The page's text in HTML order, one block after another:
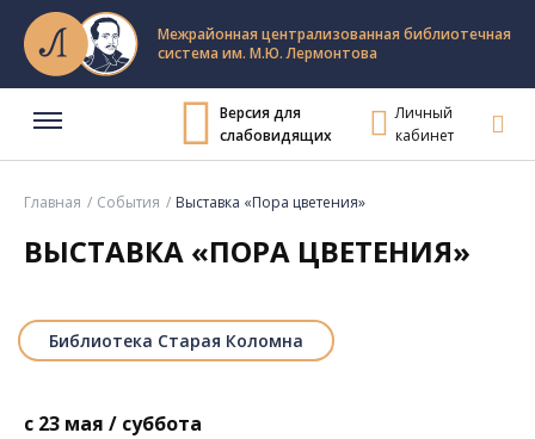
Межрайонная централизованная библиотечная
система им. М.Ю. Лермонтова
Версия для
слабовидящих
Личный
кабинет
Главная События Выставка «Пора цветения»
ВЫСТАВКА «ПОРА ЦВЕТЕНИЯ»
Библиотека Старая Коломна
с 23 мая / суббота